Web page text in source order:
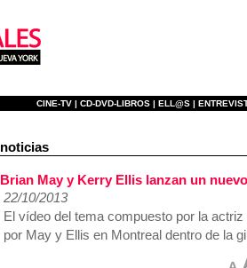
CINE-TV | CD-DVD-LIBROS | ELL@S |
noticias
Brian May y Kerry Ellis lanzan un
22/10/2013
El vídeo del tema compuesto por la
por May y Ellis en Montreal dentro de la